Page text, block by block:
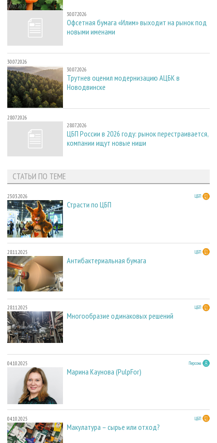
30.07.2026
30.07.2026
Офсетная бумага «Илим» выходит на рынок под
новыми именами
30.07.2026
30.07.2026
Трутнев оценил модернизацию АЦБК в
Новодвинске
28.07.2026
28.07.2026
ЦБП России в 2026 году: рынок перестраивается,
компании ищут новые ниши
СТАТЬИ ПО ТЕМЕ
23.03.2026 ЦБП
Страсти по ЦБП
28.11.2025 ЦБП
Антибактериальная бумага
28.11.2025 ЦБП
Многообразие одинаковых решений
04.10.2025 Персона
Марина Каунова (PulpFor)
04.10.2025 ЦБП
Макулатура – сырье или отход?